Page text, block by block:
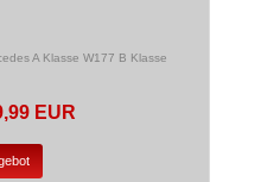
A Klasse W177 B Klasse
EUR